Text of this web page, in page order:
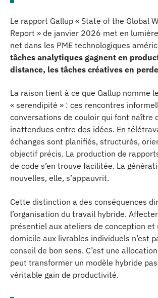
Le rapport Gallup « State of the Global
Report » de janvier 2026 met en
net dans les PME technologiques
tâches analytiques gagnent en
distance, les tâches créatives en
La raison tient à ce que Gallup nomme
« serendipité » : ces rencontres
conversations de couloir qui font naître
inattendues entre des idées. En
échanges sont planifiés, structurés,
objectif précis. La production de
de code s’en trouve facilitée. La
nouvelles, elle, s’appauvrit.
Cette distinction a des conséquences
l’organisation du travail hybride.
présentiel aux ateliers de conception et
domicile aux livrables individuels n’est
conseil de bon sens. C’est une
peut transformer un modèle hybride
véritable gain de productivité.